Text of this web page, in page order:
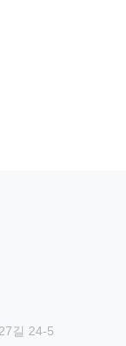
길 24-5